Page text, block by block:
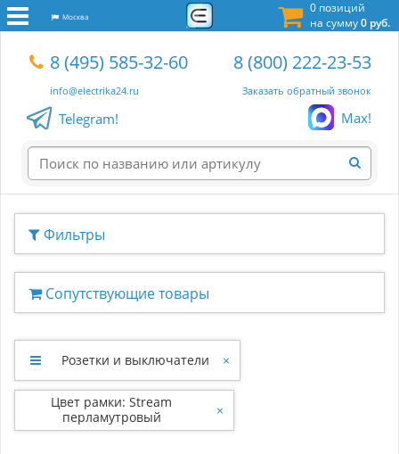
0 позиций
на сумму0 руб.
Москва
8 (495) 585-32-60
info@electrika24.ru
8 (800) 222-23-53
Заказать обратный звонок
Telegram! Max!
Фильтры
Сопутствующие товары
Розетки и выключатели ×
Цвет рамки: Stream
перламутровый
×